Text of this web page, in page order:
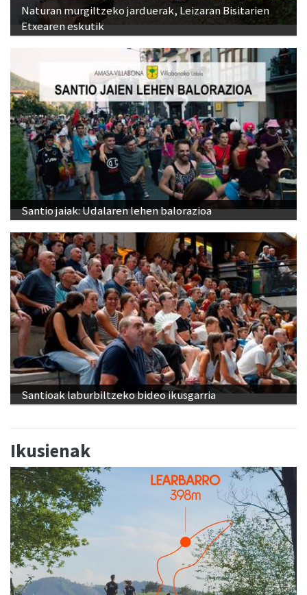
Naturan murgiltzeko jarduerak, Leizaran Bisitarien
Etxearen eskutik
Santio jaiak: Udalaren lehen balorazioa
Santioak laburbiltzeko bideo ikusgarria
Ikusienak